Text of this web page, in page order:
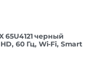
65U4121 черный
60 Гц, Wi-Fi, Smart